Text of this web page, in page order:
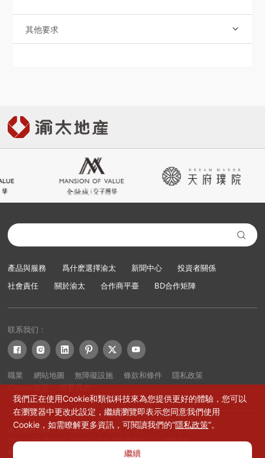
合作商平臺


其他要求 

產品與服務 爲什麽選擇渝太 新聞中心
投資者關係
社會責任
關於渝太 合作商平臺 BD合作矩陣
联系我们：
     
職業 網站地圖 無障礙設施 條款和條件
隱私政策
Cookie政策
聯繫我們
渝太服務熱綫：+(852) 2573-8888
Copyright ©1995-2024 渝太地產集團有限公司 版權所有
我們正在使用Cookie和類似科技來為您提供更好的體驗，您可以
在瀏覽器中更改此設定，繼續瀏覽即表示您同意我們使用
Cookie，如需瞭解更多資訊，可閱讀我們的“隱私政策”。
繼續